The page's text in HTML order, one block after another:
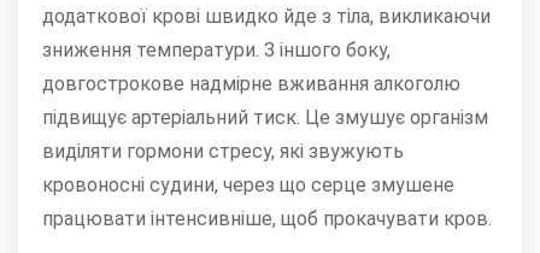
додаткової крові швидко йде з тіла, викликаючи
зниження температури. З іншого боку,
довгострокове надмірне вживання алкоголю
підвищує артеріальний тиск. Це змушує організм
виділяти гормони стресу, які звужують
кровоносні судини, через що серце змушене
працювати інтенсивніше, щоб прокачувати кров.